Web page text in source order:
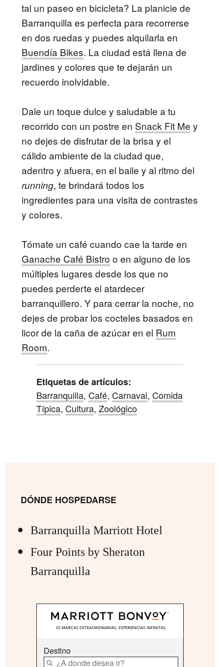
tal un paseo en bicicleta? La planicie de
Barranquilla es perfecta para recorrerse
en dos ruedas y puedes alquilarla en
Buendía Bikes. La ciudad está llena de
jardines y colores que te dejarán un
recuerdo inolvidable.
Dale un toque dulce y saludable a tu
recorrido con un postre en Snack Fit Me y
no dejes de disfrutar de la brisa y el
cálido ambiente de la ciudad que,
adentro y afuera, en el baile y al ritmo del
running, te brindará todos los
ingredientes para una visita de contrastes
y colores.
Tómate un café cuando cae la tarde en
Ganache Café Bistro o en alguno de los
múltiples lugares desde los que no
puedes perderte el atardecer
barranquillero. Y para cerrar la noche, no
dejes de probar los cocteles basados en
licor de la caña de azúcar en el Rum
Room.
Etiquetas de artículos:
Barranquilla, Café, Carnaval, Comida
Típica, Cultura,Zoológico
DÓNDE HOSPEDARSE
Barranquilla Marriott Hotel
Four Points by Sheraton
Barranquilla
Destino